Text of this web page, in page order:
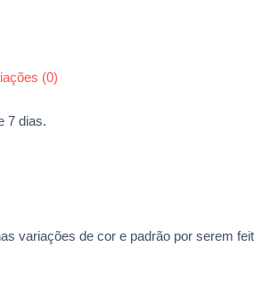
(0)
7 dias.
variações de cor e padrão por serem